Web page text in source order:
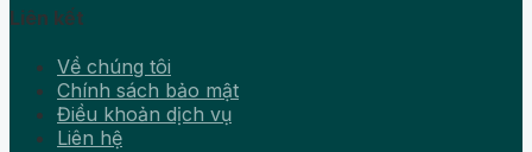
Liên kết
Về chúng tôi
Chính sách bảo mật
Điều khoản dịch vụ
Liên hệ